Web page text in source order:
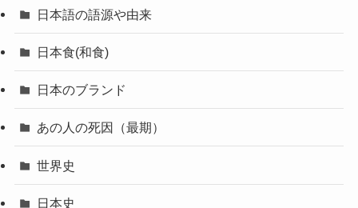
日本語の語源や由来
日本食(和食)
日本のブランド
あの人の死因（最期）
世界史
日本史